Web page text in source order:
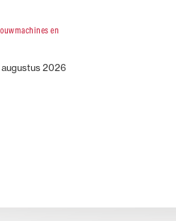
en
2026